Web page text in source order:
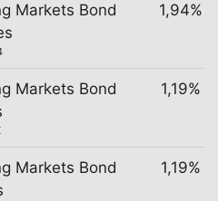
Markets Bond
1,94%
Markets Bond
1,19%
Markets Bond
1,19%